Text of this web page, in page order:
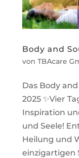
Body and
von TBAcare
Das Body
2025 ✨Vier
Inspiration
und Seele!
Heilung und
einzigartigen